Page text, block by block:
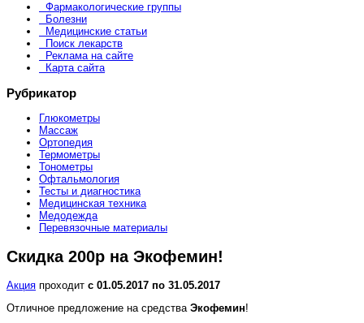
Фармакологические группы
Болезни
Медицинские статьи
Поиск лекарств
Реклама на сайте
Карта сайта
Рубрикатор
Глюкометры
Массаж
Ортопедия
Термометры
Тонометры
Офтальмология
Тесты и диагностика
Медицинская техника
Медодежда
Перевязочные материалы
Скидка 200р на Экофемин!
Акция проходит с 01.05.2017 по 31.05.2017
Отличное предложение на средства Экофемин!